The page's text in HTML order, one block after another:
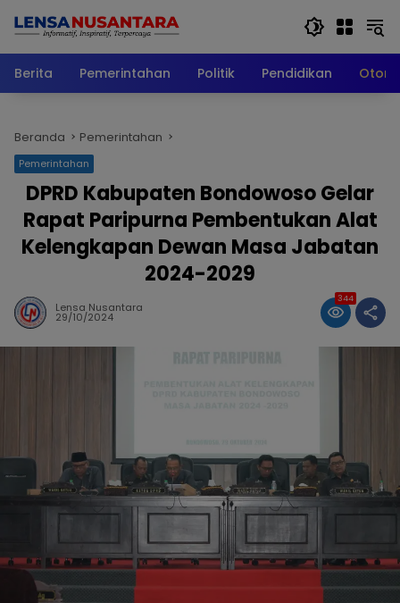
Berita
Pemerintahan Politik Pendidikan
Beranda Pemerintahan
Pemerintahan
DPRD Kabupaten Bondowoso Gelar
Rapat Paripurna Pembentukan Alat
Kelengkapan Dewan Masa Jabatan
2024-2029
Lensa Nusantara
29/10/2024
344